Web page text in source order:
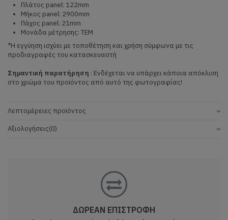
Πλάτος panel: 122mm
Μήκος panel: 2900mm
Πάχος panel: 21mm
Μονάδα μέτρησης: ΤΕΜ
*Η εγγύηση ισχύει με τοποθέτηση και χρήση σύμφωνα με τις
προδιαγραφές του κατασκευαστή
Σημαντική παρατήρηση : Ενδέχεται να υπάρχει κάποια απόκλιση
στο χρώμα του προϊόντος από αυτό της φωτογραφίας!
Λεπτομέρειες προϊόντος
Αξιολογήσεις(0)
ΔΩΡΕΑΝ ΕΠΙΣΤΡΟΦΗ